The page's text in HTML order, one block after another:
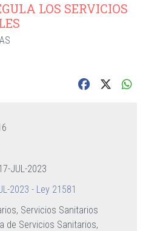
LOS SERVICIOS
JUL-2023
2023 - Ley 21581
Servicios Sanitarios
de Servicios Sanitarios,